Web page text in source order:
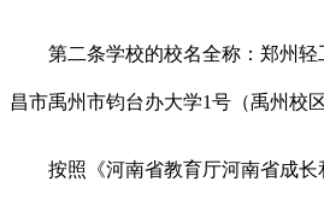
第二条学校的校名全称：郑州轻工
昌市禹州市钧台办大学1号（禹州校区
按照《河南省教育厅河南省成长和